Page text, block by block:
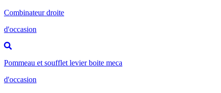
Combinateur droite
d'occasion
Pommeau et soufflet levier boite meca
d'occasion